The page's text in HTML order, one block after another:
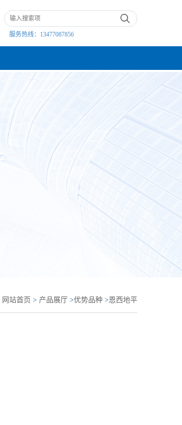
服务热线： 13477087856
网站首页 > 产品展厅 >优势品种 >恩西地平